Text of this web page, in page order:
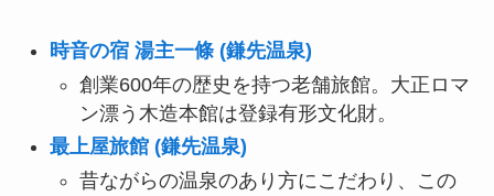
時音の宿 湯主一條 (鎌先温泉)
創業600年の歴史を持つ老舗旅館。大正ロマ
ン漂う木造本館は登録有形文化財。
最上屋旅館 (鎌先温泉)
昔ながらの温泉のあり方にこだわり、この